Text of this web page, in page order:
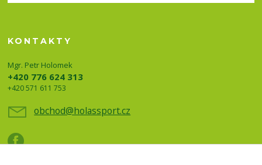
KONTAKTY
Mgr. Petr Holomek
+420 776 624 313
+420 571 611 753
obchod@holassport.cz